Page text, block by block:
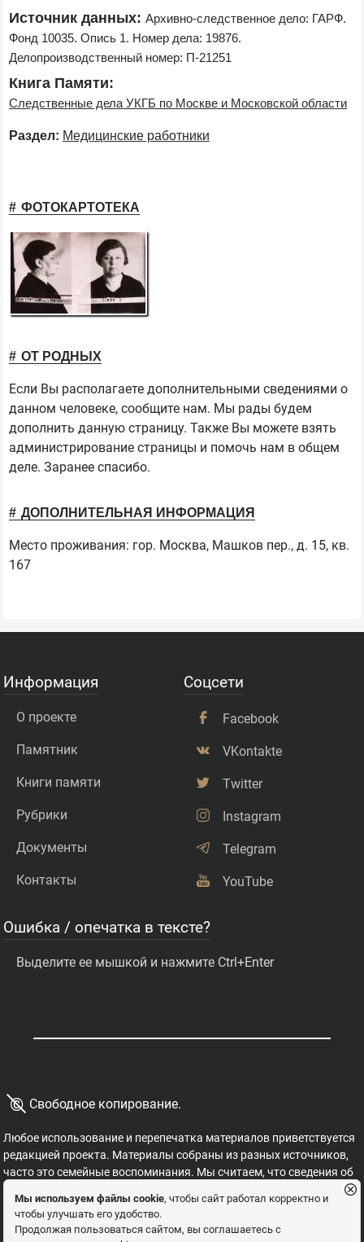
Источник данных: Архивно-следственное дело: ГАРФ.
Фонд 10035. Опись 1. Номер дела: 19876.
Делопроизводственный номер: П-21251
Книга Памяти:
Следственные дела УКГБ по Москве и Московской области
Раздел: Медицинские работники
ФОТОКАРТОТЕКА
ОТ РОДНЫХ
Если Вы располагаете дополнительными сведениями о
данном человеке, сообщите нам. Мы рады будем
дополнить данную страницу. Также Вы можете взять
администрирование страницы и помочь нам в общем
деле. Заранее спасибо.
ДОПОЛНИТЕЛЬНАЯ ИНФОРМАЦИЯ
Место проживания: гор. Москва, Машков пер., д. 15, кв.
167
Информация
О проекте
Памятник
Книги памяти
Рубрики
Документы
Контакты
Соцсети
Facebook
VKontakte
Twitter
Instagram
Telegram
YouTube
Ошибка / опечатка в тексте?
Выделите ее мышкой и нажмите Ctrl+Enter
© Свободное копирование.
Любое использование и перепечатка материалов приветствуется
редакцией проекта. Материалы собраны из разных источников,
часто это семейные воспоминания. Мы считаем, что сведения об
этих важных страницах истории должны быть свободными для
распространения, на них не могут накладываться никакие
ограничения. Это наша история, и мы обязаны ее знать,
Мы используем файлы cookie, чтобы сайт работал корректно и
чтобы улучшать его удобство.
Продолжая пользоваться сайтом, вы соглашаетесь с